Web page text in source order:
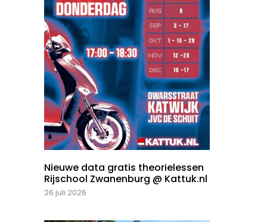
Nieuwe data gratis theorielessen
Rijschool Zwanenburg @ Kattuk.nl
26 juli 2026